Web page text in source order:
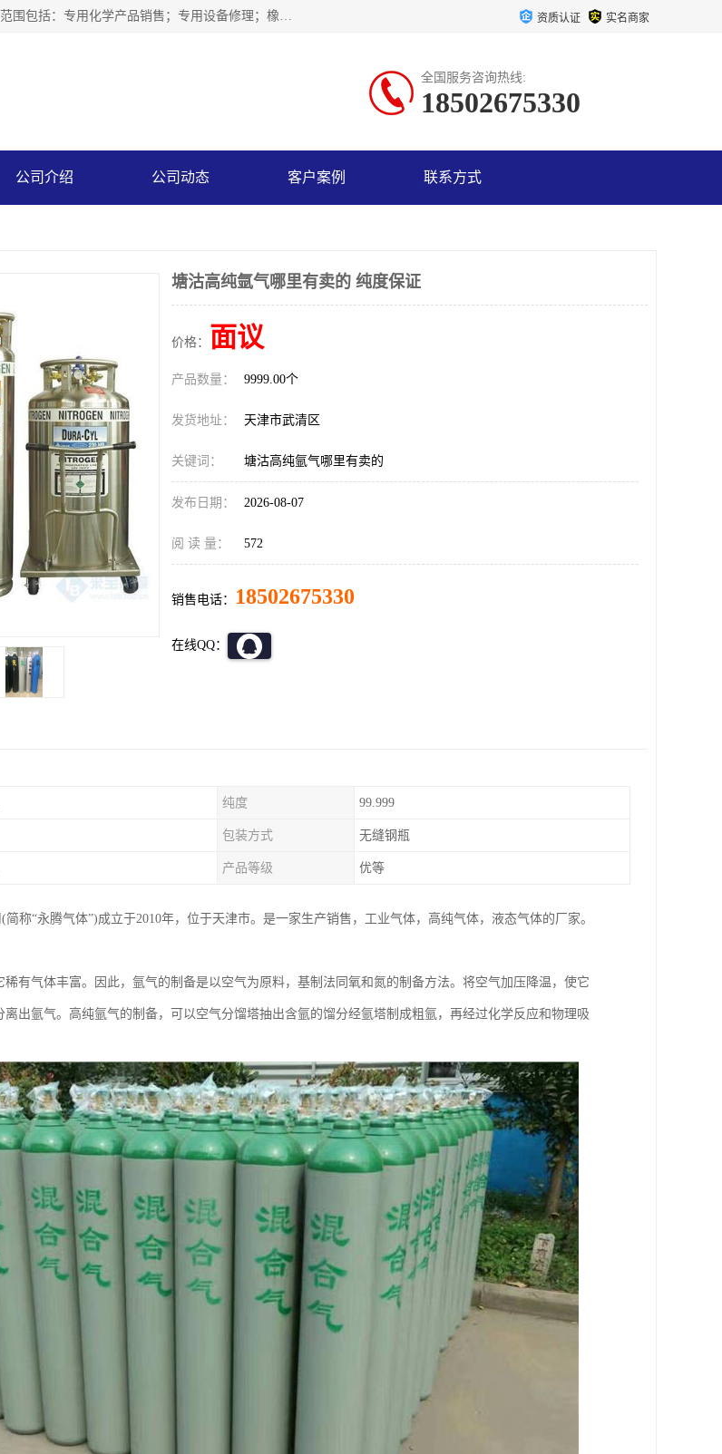
天津永腾气体销售有限公司成立于2020年，注册地位于天津市滨海新区。经营范围包括：专用化学产品销售；专用设备修理；橡胶制品销售；气体压缩机械销售；特种设备销售；仪器仪表销售；机械设备租赁；五金产品批发；食品添加剂销售等，主要供应：氧气、乙炔、氮气、氩气、氢气、氦气、液氨、液氮、一氧化碳、二氧化碳等，各种工业气体，高纯气体，食品级气体。 资质认证 实名商家
全国服务咨询热线:
18502675330
公司介绍 公司动态 客户案例 联系方式
塘沽高纯氩气哪里有卖的 纯度保证
价格： 面议
产品数量： 9999.00个
发货地址： 天津市武清区
关键词： 塘沽高纯氩气哪里有卖的
发布日期： 2026-08-07
阅 读 量： 572
销售电话： 18502675330
在线QQ：
纯度 99.999
包装方式 无缝钢瓶
产品等级 优等
称“永腾气体”)成立于2010年，位于天津市。是一家生产销售，工业气体，高纯气体，液态气体的厂家。
有气体丰富。因此，氩气的制备是以空气为原料，基制法同氧和氮的制备方法。将空气加压降温，使它
出氩气。高纯氩气的制备，可以空气分馏塔抽出含氩的馏分经氩塔制成粗氩，再经过化学反应和物理吸